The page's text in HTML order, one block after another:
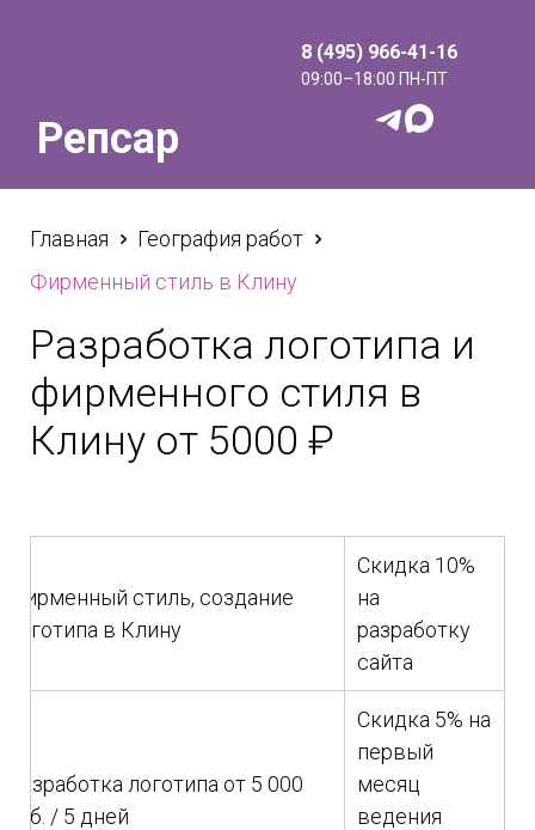
8 (495) 966-41-16
09:00–18:00 ПН-ПТ
Репсар
Главная
География работ
Фирменный стиль в Клину
Разработка логотипа и
фирменного стиля в
Клину от 5000 ₽
Фирменный стиль, создание
логотипа в Клину
Скидка 10%
на
разработку
сайта
Разработка логотипа от 5 000
руб. / 5 дней
Скидка 5% на
первый
месяц
ведения